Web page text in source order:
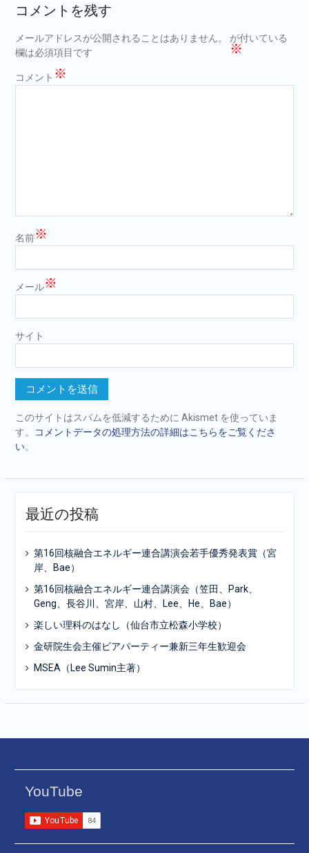
ン
コメントを残す
メールアドレスが公開されることはありません。
※
が付いている
欄は必須項目です
コメント ※
名前※
メール※
サイト
このサイトはスパムを低減するために Akismet を使っていま
す。
コメントデータの処理方法の詳細はこちらをご覧くださ
い。
最近の投稿
第16回核融合エネルギー連合講演会若手優秀発表賞（宮
岸、Bae）
第16回核融合エネルギー連合講演会（笠田、Park、
Geng、長谷川、宮岸、山村、Lee、He、Bae）
楽しい理科のはなし（仙台市立松森小学校）
金研院生会主催ビアパーティー兼新三年生歓迎会
MSEA（Lee Sumin主著）
YouTube